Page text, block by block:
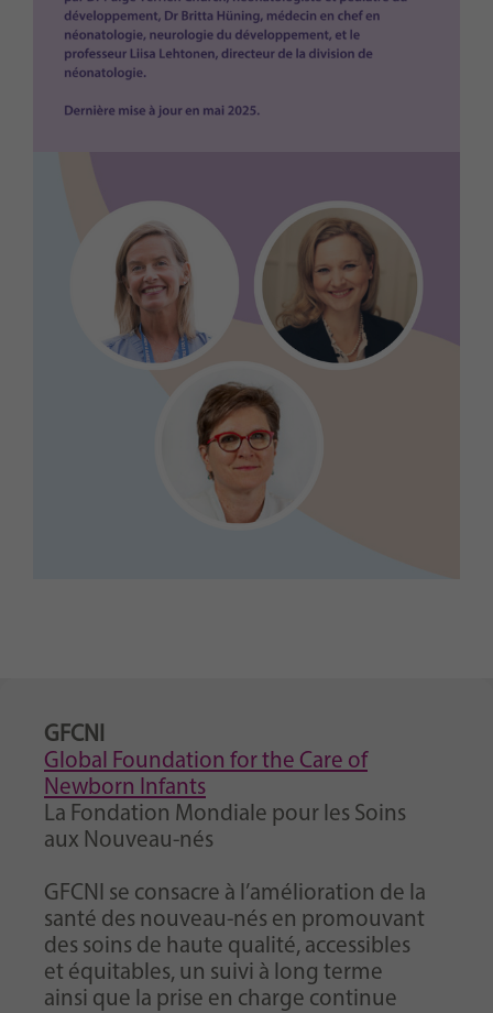
GFCNI
Global Foundation for the Care of
Newborn Infants
La Fondation Mondiale pour les Soins
aux Nouveau-nés
GFCNI se consacre à l’amélioration de la
santé des nouveau-nés en promouvant
des soins de haute qualité, accessibles
et équitables, un suivi à long terme
ainsi que la prise en charge continue